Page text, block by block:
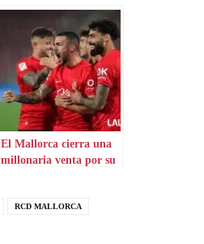
El Mallorca cierra una
millonaria venta por su
RCD MALLORCA